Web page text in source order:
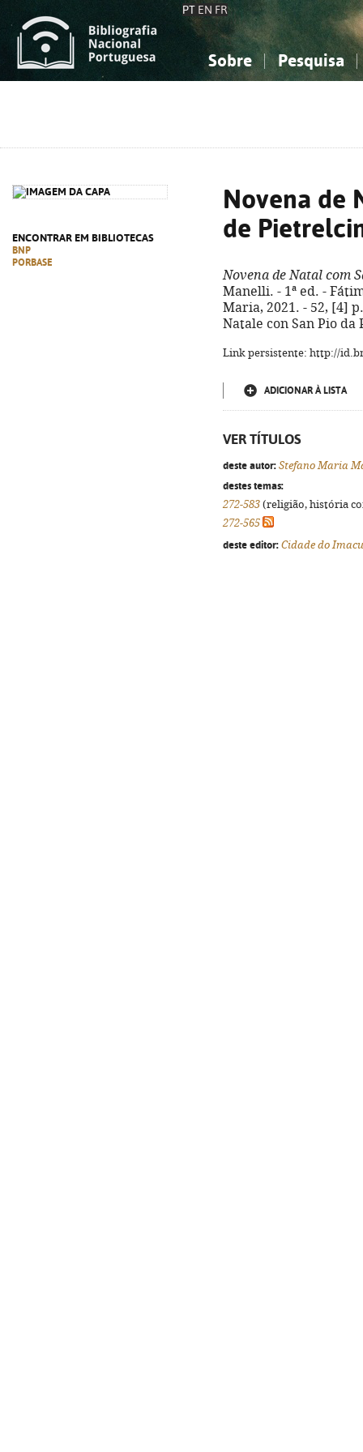
PT EN FR
Sobre Pesquisa
ENCONTRAR EM BIBLIOTECAS
BNP
PORBASE
Novena de
de
Novena de Natal com
Manelli. - 1ª ed. -
Maria, 2021. - 52, [4]
Natale con San Pio
Link persistente: http://
ADICIONAR À LISTA
VER TÍTULOS
deste autor: Stefano Maria
destes temas:
272-583 (religião, história
272-565
deste editor: Cidade do